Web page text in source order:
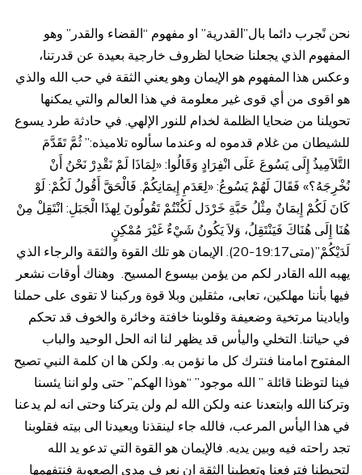
نحن نًجرب دائما بال”القدرية” او مفهوم “القضاء والقدر” وهو
المفهوم الذي يجعلنا ضحايا لظروف خارجية بعيدة عن قدرتنا،
وعكس هذا المفهوم هو الإيمان وهو يعني الثقة في حب الله والذي
هو اقوى من أي قوى غير معلومة في هذا العالم والتي يمكنها
تحويلنا من ضحايا الظلمة لخدام للنور الإلهي. في حادثة طرد يسوع
للشيطان من غلام قدموه له وعندما سألوه تلاميذه:” ثُمَّ تَقَدَّمَ
التَّلاَمِيذُ إِلَى يَسُوعَ عَلَى انْفِرَادٍ وَقَالُوا: «لِمَاذَا لَمْ نَقْدِرْ نَحْنُ أَنْ
نُخْرِجَهُ؟» فَقَالَ لَهُمْ يَسُوعُ: «لِعَدَمِ إِيمَانِكُمْ. فَالْحَقَّ أَقُولُ لَكُمْ: لَوْ
كَانَ لَكُمْ إِيمَانٌ مِثْلُ حَبَّةِ خَرْدَل لَكُنْتُمْ تَقُولُونَ لِهذَا الْجَبَلِ: انْتَقِلْ مِنْ
هُنَا إِلَى هُنَاكَ فَيَنْتَقِلُ، وَلاَ يَكُونُ شَيْءٌ غَيْرَ مُمْكِنٍ
لَدَيْكُمْ”(متى19:17-20). الإيمان هو تلك القوة والثقة والرجاء الذي
يهبه الله القادر لكم من يؤمن بيسوع المسيح. وهناك أوقات نشعر
فيها بأننا مهلكين، تعابى، مثقلين وبلا قوة وركبنا لا تقوى على حملنا
وايادينا مرتخية وضعيفة وقلوبنا خافتة وخائرة والخوف قد تحكم
في حياتنا. التخلي واليأس قد يظهر لنا انه الحل الوحيد والباب
المفتوح امامنا فنترك كل ما نؤمن به. ولكن ها ان كلمة النبي تصيح
فينا لتوظنا قائلة ” الله موجود” “هوذا الهكم” حتى ولو اننا يئسنا
وتركنا الله وابتعدنا عنه ولكن الله لم ولن يتركنا وحتى انه لم يدعنا
في هذا اليأس المرعب، فالله جاء لينقذنا ويعيدنا الى بيته فقلوبنا
تجد راحته فيه وبين يديه. فالإيمان هو القوة التي تدعو يد الله
لتحيطنا فترفعنا وتعطينا الثقة ان نعرف مدى الصعوبة فنتفهمها